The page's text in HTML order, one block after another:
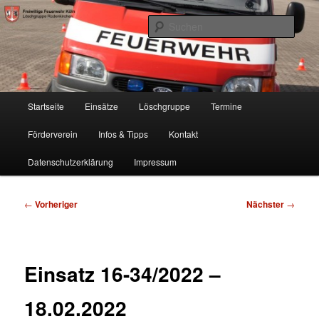
Zum
primären
Inhalt
springenFF Köln, LG RD
Freiwillige Feuerwehr Köln, Löschgruppe Rodenkirchen
Startseite Einsätze Löschgruppe Termine
Förderverein Infos & Tipps Kontakt
Datenschutzerklärung Impressum
Beitragsnavigation
← Vorheriger Nächster →
Einsatz 16-34/2022 –
18.02.2022